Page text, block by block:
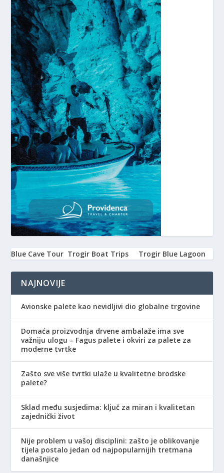
Blue Cave Tour Trogir Boat Trips Trogir Blue Lagoon
NAJNOVIJE
Avionske palete kao nevidljivi dio globalne trgovine
Domaća proizvodnja drvene ambalaže ima sve
važniju ulogu – Fagus palete i okviri za palete za
moderne tvrtke
Zašto sve više tvrtki ulaže u kvalitetne brodske
palete?
Sklad među susjedima: ključ za miran i kvalitetan
zajednički život
Nije problem u vašoj disciplini: zašto je oblikovanje
tijela postalo jedan od najpopularnijih tretmana
današnjice